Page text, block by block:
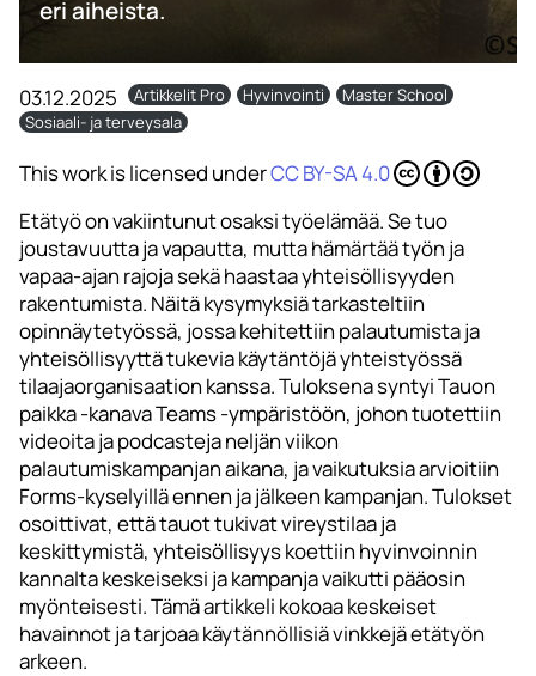
eri aiheista.
03.12.2025 Artikkelit Pro Hyvinvointi
Master School
Sosiaali- ja terveysala
This work is licensed underCC BY-SA 4.0
Etätyö on vakiintunut osaksi työelämää. Se tuo
joustavuutta ja vapautta, mutta hämärtää työn ja
vapaa-ajan rajoja sekä haastaa yhteisöllisyyden
rakentumista. Näitä kysymyksiä tarkasteltiin
opinnäytetyössä, jossa kehitettiin palautumista ja
yhteisöllisyyttä tukevia käytäntöjä yhteistyössä
tilaajaorganisaation kanssa. Tuloksena syntyi Tauon
paikka -kanava Teams -ympäristöön, johon tuotettiin
videoita ja podcasteja neljän viikon
palautumiskampanjan aikana, ja vaikutuksia arvioitiin
Forms-kyselyillä ennen ja jälkeen kampanjan. Tulokset
osoittivat, että tauot tukivat vireystilaa ja
keskittymistä, yhteisöllisyys koettiin hyvinvoinnin
kannalta keskeiseksi ja kampanja vaikutti pääosin
myönteisesti. Tämä artikkeli kokoaa keskeiset
havainnot ja tarjoaa käytännöllisiä vinkkejä etätyön
arkeen.